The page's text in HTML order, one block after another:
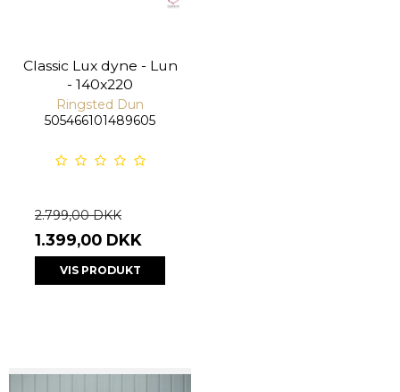
Classic Lux dyne - Lun
- 140x220
Ringsted Dun
505466101489605
2.799,00 DKK
1.399,00 DKK
VIS PRODUKT